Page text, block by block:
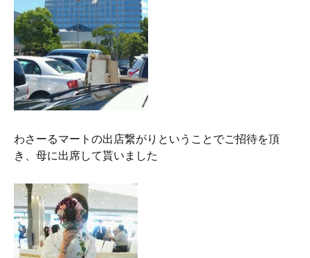
わさーるマートの出店繋がりということでご招待を頂
き、母に出席して貰いました